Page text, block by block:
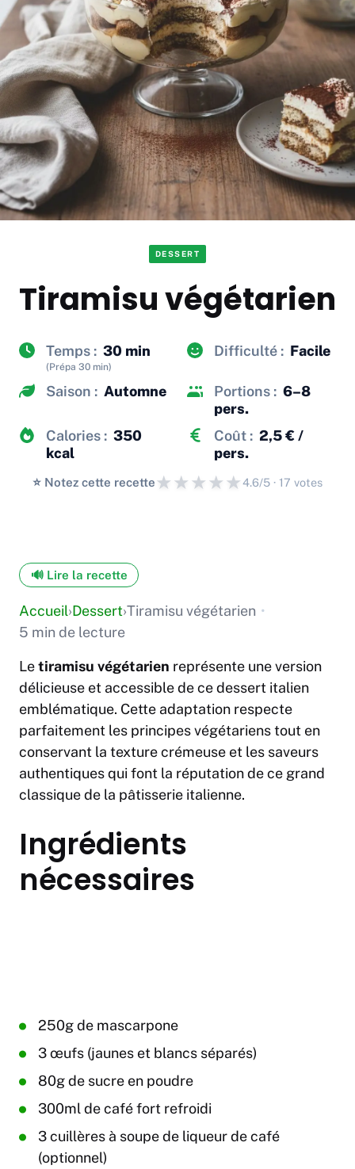
DESSERT
Tiramisu végétarien
Temps : 30 min
(Prépa 30 min)
Difficulté : Facile
Saison : Automne Portions : 6–8
pers.
Calories : 350
kcal
Coût : 2,5 € /
pers.
⭐️ Notez cette recette★★★★★4.6/5 · 17 votes
🔊 Lire la recette
Accueil›Dessert›Tiramisu végétarien •
5 min de lecture
Letiramisu végétarien représente une version
délicieuse et accessible de ce dessert italien
emblématique. Cette adaptation respecte
parfaitement les principes végétariens tout en
conservant la texture crémeuse et les saveurs
authentiques qui font la réputation de ce grand
classique de la pâtisserie italienne.
Ingrédients
nécessaires
250g de mascarpone
3 œufs (jaunes et blancs séparés)
80g de sucre en poudre
300ml de café fort refroidi
3 cuillères à soupe de liqueur de café
(optionnel)